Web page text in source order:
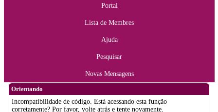
Portal
Lista de Membres
Ajuda
Pesquisar
Novas Mensagens
Orientando
Incompatibilidade de código. Está acessando esta função
corretamente? Por favor, volte atrás e tente novamente.